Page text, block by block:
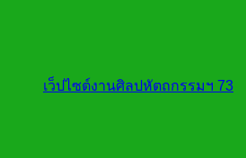
เว็ปไซต์งานศิลปหัตถกรรมฯ 73